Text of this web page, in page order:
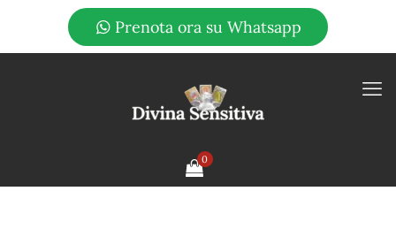
Prenota ora su Whatsapp
0